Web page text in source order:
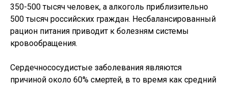
350-500 тысяч человек, а алкоголь приблизительно
500 тысяч российских граждан. Несбалансированный
рацион питания приводит к болезням системы
кровообращения.
Сердечнососудистые заболевания являются
причиной около 60% смертей, в то время как средний